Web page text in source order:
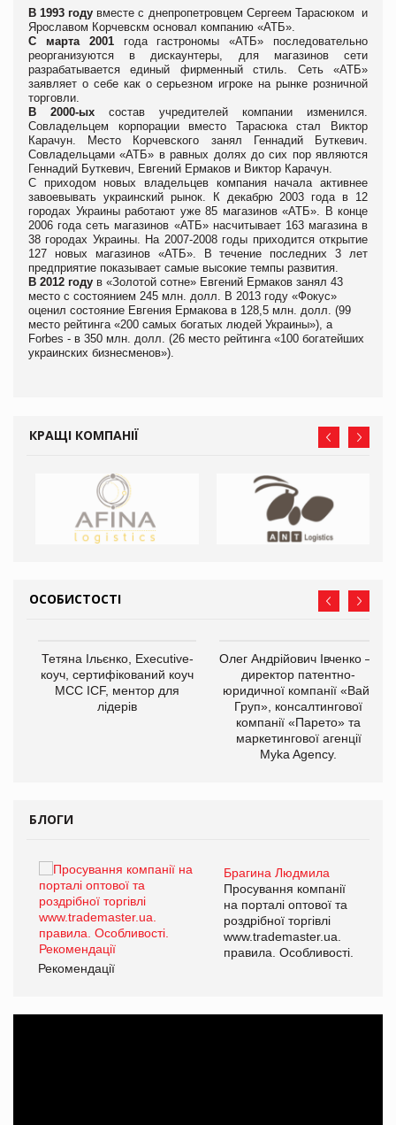
В 1993 году вместе с днепропетровцем Сергеем Тарасюком и
Ярославом Корчевскм основал компанию «АТБ».
С марта 2001года гастрономы «АТБ» последовательно
реорганизуются в дискаунтеры, для магазинов сети
разрабатывается единый фирменный стиль. Сеть «АТБ»
заявляет о себе как о серьезном игроке на рынке розничной
торговли.
В 2000-ых состав учредителей компании изменился.
Совладельцем корпорации вместо Тарасюка стал Виктор
Карачун. Место Корчевского занял Геннадий Буткевич.
Совладельцами «АТБ» в равных долях до сих пор являются
Геннадий Буткевич, Евгений Ермаков и Виктор Карачун.
С приходом новых владельцев компания начала активнее
завоевывать украинский рынок. К декабрю 2003 года в 12
городах Украины работают уже 85 магазинов «АТБ». В конце
2006 года сеть магазинов «АТБ» насчитывает 163 магазина в
38 городах Украины. На 2007-2008 годы приходится открытие
127 новых магазинов «АТБ». В течение последних 3 лет
предприятие показывает самые высокие темпы развития.
В 2012 году в «Золотой сотне» Евгений Ермаков занял 43
место с состоянием 245 млн. долл. В 2013 году «Фокус»
оценил состояние Евгения Ермакова в 128,5 млн. долл. (99
место рейтинга «200 самых богатых людей Украины»), а
Forbes - в 350 млн. долл. (26 место рейтинга «100 богатейших
украинских бизнесменов»).
КРАЩІ КОМПАНІЇ
ОСОБИСТОСТІ
Тетяна Ільєнко, Executive-
коуч, сертифікований коуч
МСС ICF, ментор для
лідерів
Олег Андрійович Івченко —
директор патентно-
юридичної компанії «Вайз
Груп», консалтингової
компанії «Парето» та
маркетингової агенції
Myka Agency.
БЛОГИ
Брагина Людмила
Просування компанії
на порталі оптової та
роздрібної торгівлі
www.trademaster.ua.
правила. Особливості.
Рекомендації